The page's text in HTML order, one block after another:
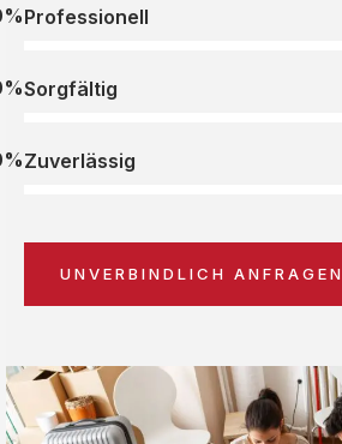
Professionell
Sorgfältig
Zuverlässig
UNVERBINDLICH ANFRAGEN